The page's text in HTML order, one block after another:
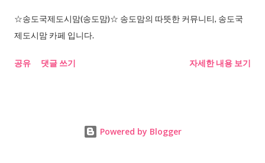
☆송도국제도시맘(송도맘)☆ 송도맘의 따뜻한 커뮤니티, 송도국
제도시맘 카페 입니다.
공유 댓글 쓰기 자세한 내용 보기
Powered by Blogger